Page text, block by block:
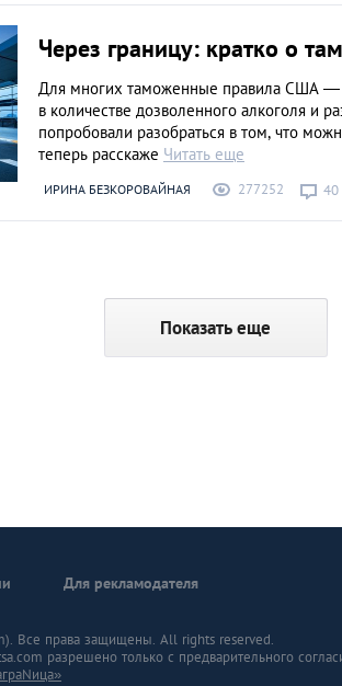
Через границу: кратко о
Для многих таможенные правила США —
в количестве дозволенного алкоголя и
попробовали разобраться в том, что
теперь расскаже Читать еще
ИРИНА БЕЗКОРОВАЙНАЯ 277252 40
Показать еще
Для рекламодателя
Все права защищены. All rights reserved.
разрешено только с предварительного